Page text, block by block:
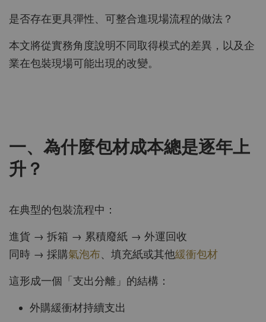
是否存在更具彈性、可整合進現場流程的做法？
本文將從實務角度說明不同取得模式的差異，以及企
業在包裝現場可能出現的改變。
一、為什麼包材成本總是逐年上
升？
在典型的包裝流程中：
進貨 → 拆箱 → 累積廢紙 → 外運回收
同時 → 採購氣泡布、填充紙或其他緩衝包材
這形成一個「支出分離」的結構：
外購緩衝材持續支出